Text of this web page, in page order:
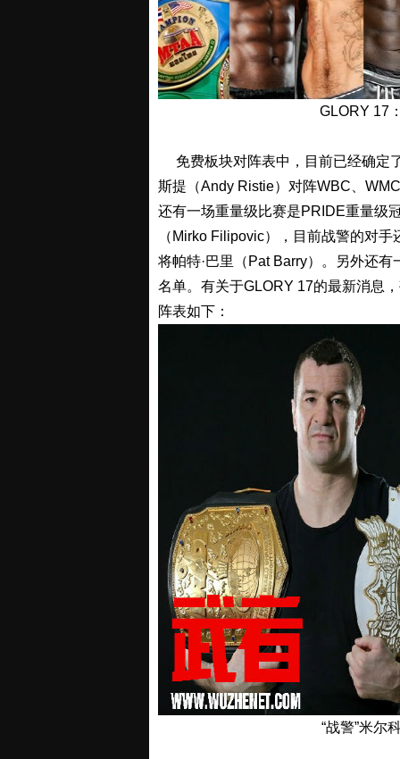
GLORY 17
免费板块对阵表中，目前已经确定
斯提（Andy Ristie）对阵WBC、
还有一场重量级比赛是PRIDE重量级
（Mirko Filipovic），目前战警的对
将帕特·巴里（Pat Barry）。另外还
名单。有关于GLORY 17的最新消息
阵表如下：
“战警”米尔